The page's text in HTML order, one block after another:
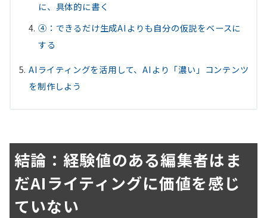
に、具体的に書く
④：できるだけ生成AIよりも自分の仮説をベースに
する
AIライティングを活用して、AIより「濃い」コンテンツ
を制作しよう
結論：経験値のある編集者はま
だAIライティングに価値を感じ
ていない